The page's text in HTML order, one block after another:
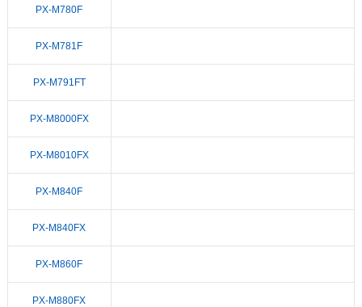
PX-M780F
PX-M781F
PX-M791FT
PX-M8000FX
PX-M8010FX
PX-M840F
PX-M840FX
PX-M860F
PX-M880FX